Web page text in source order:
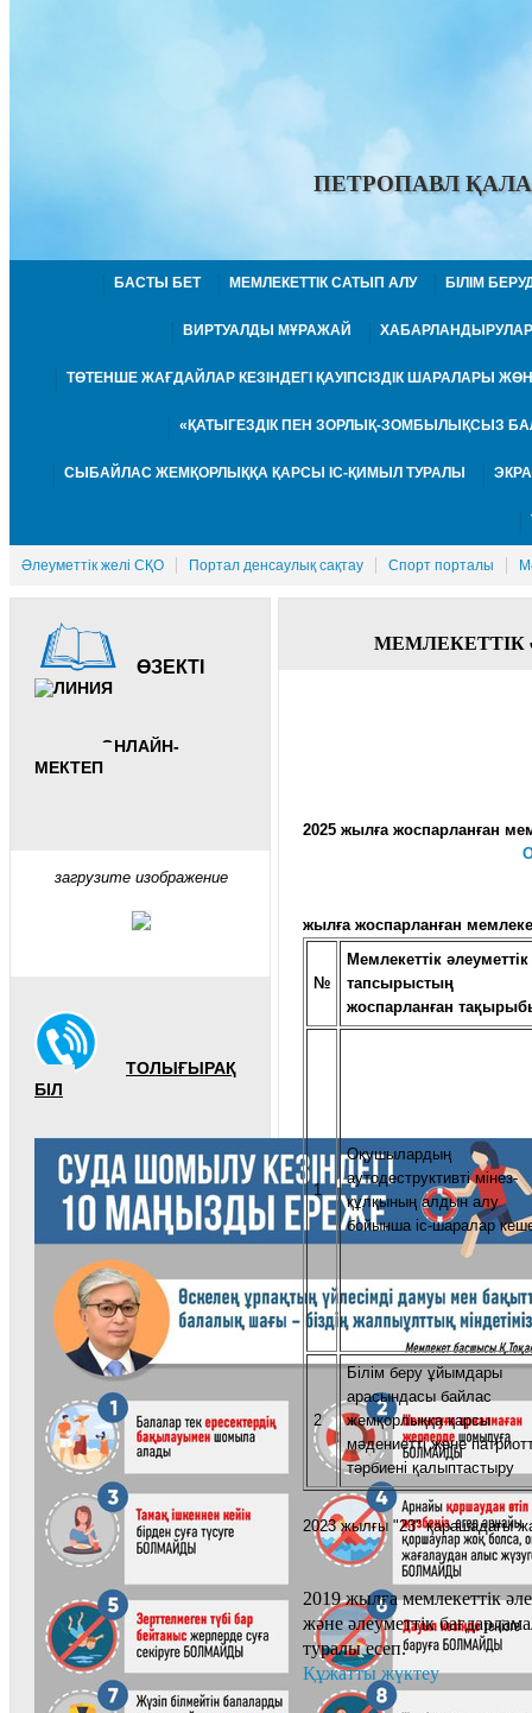
ПЕТРОПАВЛ
БАСТЫ БЕТ МЕМЛЕКЕТТІК САТЫП АЛУ БІЛІМ
ВИРТУАЛДЫ МҰРАЖАЙ ХАБАРЛАНДЫРУЛАР
ТӨТЕНШЕ ЖАҒДАЙЛАР КЕЗІНДЕГІ ҚАУІПСІЗДІК ШАРАЛАРЫ
«ҚАТЫГЕЗДІК ПЕН ЗОРЛЫҚ-ЗОМБЫЛЫҚСЫЗ
СЫБАЙЛАС ЖЕМҚОРЛЫҚҚА ҚАРСЫ ІС-ҚИМЫЛ ТУРАЛЫ
Әлеуметтік желі СҚО Портал денсаулық сақтау Спорт порталы
ӨЗЕКТІ
ОНЛАЙН-
МЕКТЕП
загрузите изображение
ТОЛЫҒЫРАҚ
БІЛ
МЕМЛЕКЕТТІК
2025 жылға жоспарланған
жылға жоспарланған
№
Мемлекеттік әлеуметтік
тапсырыстың
жоспарланған
1
Оқушылардың
аутодеструктивті мінез-
құлқының алдын алу
бойынша іс-шаралар
2
Білім беру ұйымдары
арасындасы байлас
жемқорлыққа қарсы
мәдениетті және
тәрбиені қалыптастыру
2023 жылғы "23" қарашадағы
2019 жылға мемлекеттік
және әлеуметтік
туралы есеп.
Құжатты жүктеу